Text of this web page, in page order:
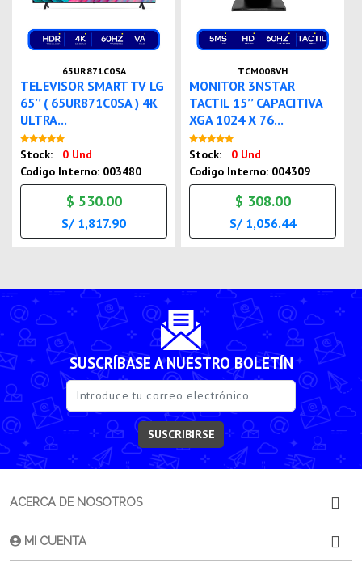
65UR871C0SA
TELEVISOR SMART TV LG
65’’ ( 65UR871C0SA ) 4K
ULTRA...
Stock:
0 Und
Codigo Interno: 003480
$ 530.00
S/ 1,817.90
TCM008VH
MONITOR 3NSTAR
TACTIL 15’’ CAPACITIVA
XGA 1024 X 76...
Stock:
0 Und
Codigo Interno: 004309
$ 308.00
S/ 1,056.44
SUSCRÍBASE A NUESTRO BOLETÍN
SUSCRIBIRSE
ACERCA DE NOSOTROS
MI CUENTA